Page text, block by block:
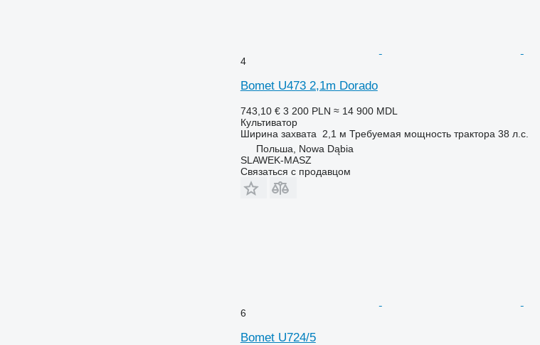
4
Bomet U473 2,1m Dorado
743,10 € 3 200 PLN ≈ 14 900 MDL
Культиватор
Ширина захвата
2,1 м Требуемая мощность трактора 38 л.с.
Польша, Nowa Dąbia
SLAWEK-MASZ
Связаться с продавцом
6
Bomet U724/5